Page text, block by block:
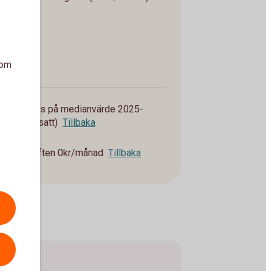
baseras på medianvärde 2025-
satt) Tillbaka
aviavgiften 0kr/månad Tillbaka